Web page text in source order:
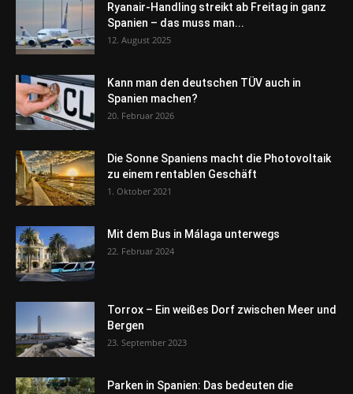
Ryanair-Handling streikt ab Freitag in ganz
Spanien – das muss man...
12. August 2025
Kann man den deutschen TÜV auch in
Spanien machen?
20. Februar 2026
Die Sonne Spaniens macht die Photovoltaik
zu einem rentablen Geschäft
1. Oktober 2021
Mit dem Bus in Málaga unterwegs
22. Februar 2024
Torrox – Ein weißes Dorf zwischen Meer und
Bergen
23. September 2023
Parken in Spanien: Das bedeuten die